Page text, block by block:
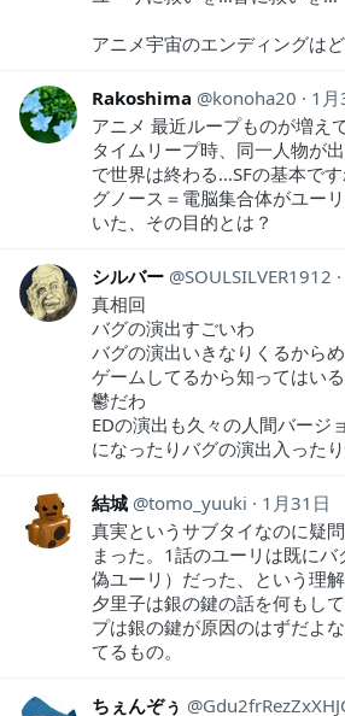
アニメ宇宙のエンディングは
Rakoshima konoha20
1月
アニメ 最近ループものが増え
タイムリープ時、同一人物が
で世界は終わる…SFの基本です
グノース＝電脳集合体がユー
いた、その目的とは？
シルバー SOULSILVER1912
真相回
バグの演出すごいわ
バグの演出いきなりくるから
ゲームしてるから知ってはいる
鬱だわ
EDの演出も久々の人間バージ
になったりバグの演出入った
結城 tomo_yuuki
1月31日
真実というサブタイなのに疑
まった。1話のユーリは既に
偽ユーリ）だった、という理
夕里子は銀の鍵の話を何もし
プは銀の鍵が原因のはずだよ
てるもの。
ちぇんぞぅ